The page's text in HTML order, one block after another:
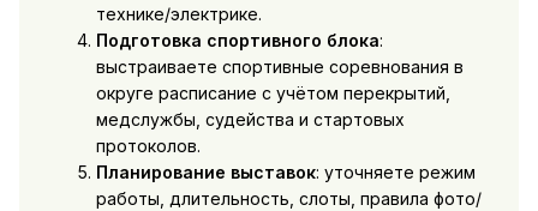
технике/электрике.
Подготовка спортивного блока:
выстраиваете спортивные соревнования в
округе расписание с учётом перекрытий,
медслужбы, судейства и стартовых
протоколов.
Планирование выставок: уточняете режим
работы, длительность, слоты, правила фото/